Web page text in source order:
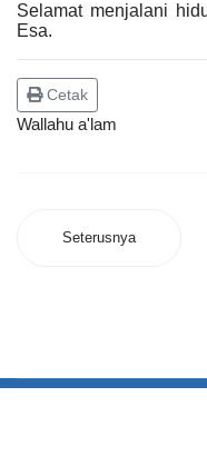
Selamat menjalani
Esa.
Cetak
Wallahu a'lam
Seterusnya